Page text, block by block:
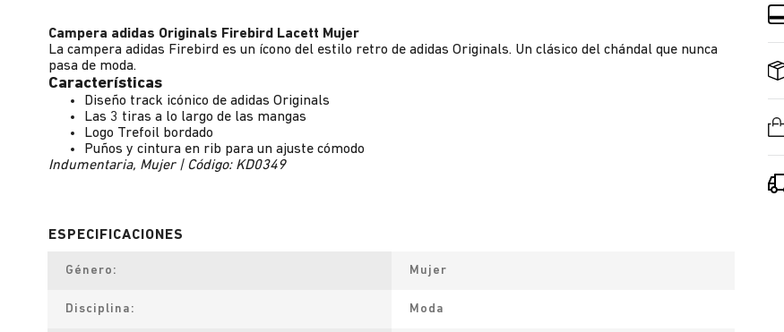
Campera adidas Originals Firebird Lacett Mujer
La campera adidas Firebird es un ícono del estilo retro de adidas Originals. Un clásico del chándal que nunca
pasa de moda.
Características
Diseño track icónico de adidas Originals
Las 3 tiras a lo largo de las mangas
Logo Trefoil bordado
Puños y cintura en rib para un ajuste cómodo
Indumentaria, Mujer | Código: KD0349
Género Mujer
Disciplina Moda